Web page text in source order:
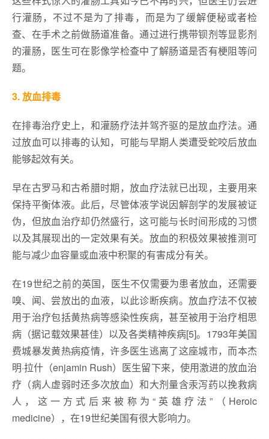
行灌肠，不过不是为了排毒，而是为了缓解便秘或者检
查、在手术之前做肠道准备。通过进行携带钡剂等显影剂
的灌肠，医生可在影像学检查中了解肠道是否有梗阻等问
题。
3. 放血排毒
在排毒治疗史上，和灌肠疗法并驾齐驱的是放血疗法。通
过放血可以排毒的认知，可能与早期人类遭受蛇咬后放血
能够起效有关。
早在古罗马和古希腊时期，放血疗法就已出现，主要用来
保持平衡体液。此后，尽管体液学说因解剖学的发展被证
伪，但放血治疗却仍然盛行，这可能与长时间形成的习惯
以及其展现出的一定效果有关。放血的积极效果被推测可
能与减少血容量或血液中积聚的有害成分有关。
在19世纪之前的英国，医生不仅需要为患者放血，还需要
嗅、闻、尝放出的血液，以此诊断疾病。放血疗法不仅被
用于治疗包括黄热病等感染性疾病，甚至被用于治疗相思
病（据记载效果甚佳）以及各类精神疾病[5]。1793年美国
费城暴发黄热病疫情，许多医生逃离了这座城市，而本杰
明·拉什（enjamin Rush）医生留下来，使用激进的放血治
疗（病人虚弱时还多次放血）和大剂量含汞泻药以挽救病
人，这一方式后来被称为“英雄疗法”（Heroic
medicine），在19世纪美国有很大影响力。